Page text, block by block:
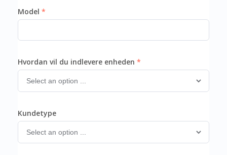
Model
Hvordan vil du indlevere enheden
Kundetype